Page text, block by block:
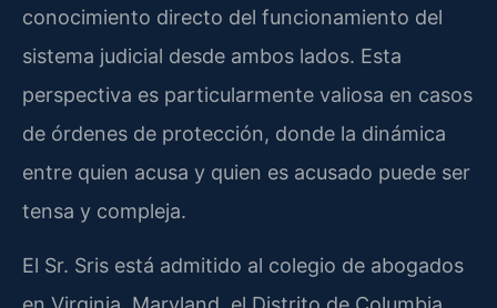
conocimiento directo del funcionamiento del
sistema judicial desde ambos lados. Esta
perspectiva es particularmente valiosa en casos
de órdenes de protección, donde la dinámica
entre quien acusa y quien es acusado puede ser
tensa y compleja.
El Sr. Sris está admitido al colegio de abogados